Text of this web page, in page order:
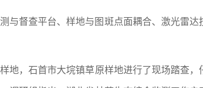
与督查平台、样地与图斑点面耦合、激光雷
地，石首市大垸镇草原样地进行了现场踏查